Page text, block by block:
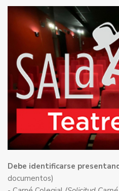
Debe identificarse
documentos)